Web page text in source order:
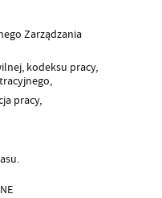
Zarządzania
kodeksu pracy,
pracy,